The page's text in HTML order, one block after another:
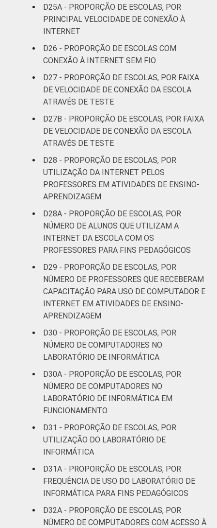
D25A - PROPORÇÃO DE ESCOLAS, POR
PRINCIPAL VELOCIDADE DE CONEXÃO À
INTERNET
D26 - PROPORÇÃO DE ESCOLAS COM
CONEXÃO À INTERNET SEM FIO
D27 - PROPORÇÃO DE ESCOLAS, POR FAIXA
DE VELOCIDADE DE CONEXÃO DA ESCOLA
ATRAVÉS DE TESTE
D27B - PROPORÇÃO DE ESCOLAS, POR FAIXA
DE VELOCIDADE DE CONEXÃO DA ESCOLA
ATRAVÉS DE TESTE
D28 - PROPORÇÃO DE ESCOLAS, POR
UTILIZAÇÃO DA INTERNET PELOS
PROFESSORES EM ATIVIDADES DE ENSINO-
APRENDIZAGEM
D28A - PROPORÇÃO DE ESCOLAS, POR
NÚMERO DE ALUNOS QUE UTILIZAM A
INTERNET DA ESCOLA COM OS
PROFESSORES PARA FINS PEDAGÓGICOS
D29 - PROPORÇÃO DE ESCOLAS, POR
NÚMERO DE PROFESSORES QUE RECEBERAM
CAPACITAÇÃO PARA USO DE COMPUTADOR E
INTERNET EM ATIVIDADES DE ENSINO-
APRENDIZAGEM
D30 - PROPORÇÃO DE ESCOLAS, POR
NÚMERO DE COMPUTADORES NO
LABORATÓRIO DE INFORMÁTICA
D30A - PROPORÇÃO DE ESCOLAS, POR
NÚMERO DE COMPUTADORES NO
LABORATÓRIO DE INFORMÁTICA EM
FUNCIONAMENTO
D31 - PROPORÇÃO DE ESCOLAS, POR
UTILIZAÇÃO DO LABORATÓRIO DE
INFORMÁTICA
D31A - PROPORÇÃO DE ESCOLAS, POR
FREQUÊNCIA DE USO DO LABORATÓRIO DE
INFORMÁTICA PARA FINS PEDAGÓGICOS
D32A - PROPORÇÃO DE ESCOLAS, POR
NÚMERO DE COMPUTADORES COM ACESSO À